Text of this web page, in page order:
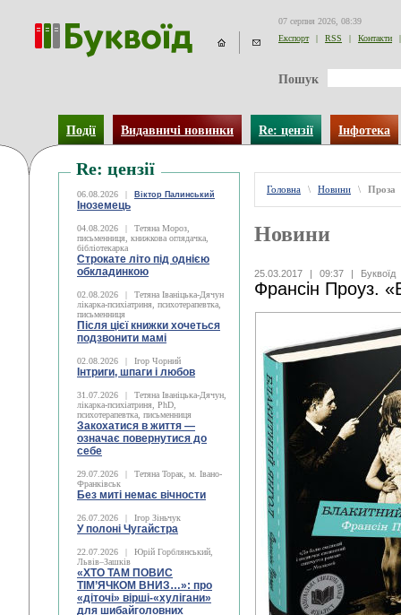
07 серпня 2026, 08:39
Експорт
| RSS | Контакти |
Пошук
Події Видавничі новинки Re: цензії Інфотека
Re: цензії
06.08.2026 | Віктор Палинський
Іноземець
04.08.2026 |
Тетяна Мороз,
письменниця, книжкова оглядачка,
бібліотекарка
Строкате літо під однією
обкладинкою
02.08.2026 |
Тетяна Іваніцька-Дячун
лікарка-психіатриня, психотерапевтка,
письменниця
Після цієї книжки хочеться
подзвонити мамі
02.08.2026 | Ігор Чорний
Інтриги, шпаги і любов
31.07.2026 |
Тетяна Іваніцька-Дячун,
лікарка-психіатриня, PhD,
психотерапевтка, письменниця
Закохатися в життя —
означає повернутися до
себе
29.07.2026 |
Тетяна Торак, м. Івано-
Франківськ
Без миті немає вічности
26.07.2026 | Ігор Зіньчук
У полоні Чугайстра
22.07.2026 |
Юрій Горблянський,
Львів–Зашків
«ХТО ТАМ ПОВИС
ТІМ’ЯЧКОМ ВНИЗ…»: про
«діточі» вірші-«хулігани»
для шибайголовних
Головна \ Новини \ Проза
Новини
25.03.2017 | 09:37 | Буквоїд
Франсін Проуз.